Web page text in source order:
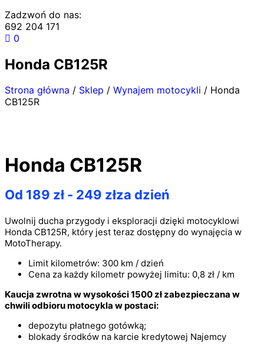
Zadzwoń do nas:
692 204 171
0
Honda CB125R
Strona główna / Sklep / Wynajem motocykli / Honda
CB125R
Honda CB125R
Od 189 zł- 249 złza dzień
Uwolnij ducha przygody i eksploracji dzięki motocyklowi
Honda CB125R, który jest teraz dostępny do wynajęcia w
MotoTherapy.
Limit kilometrów: 300 km / dzień
Cena za każdy kilometr powyżej limitu: 0,8 zł / km
Kaucja zwrotna w wysokości 1500 zł zabezpieczana w
chwili odbioru motocykla w postaci:
depozytu płatnego gotówką;
blokady środków na karcie kredytowej Najemcy